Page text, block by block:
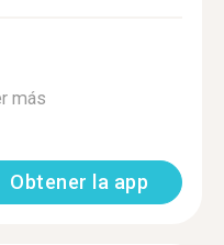
más
Obtener la app